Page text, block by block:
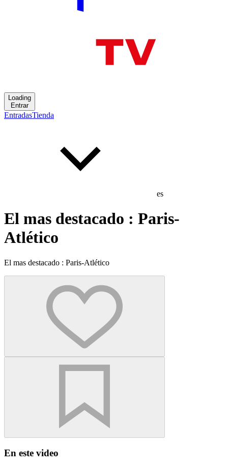
Loading
Entrar
EntradasTienda
es
El mas destacado : Paris-
Atlético
El mas destacado : Paris-Atlético
En este video